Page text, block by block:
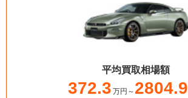
平均買取相場額
372.3 万円～ 2804.9